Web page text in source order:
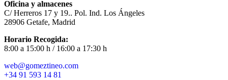
Oficina y almacenes
C/ Herreros 17 y 19.. Pol. Ind. Los Ángeles
28906 Getafe, Madrid
Horario Recogida:
8:00 a 15:00 h / 16:00 a 17:30 h
web@gomeztineo.com
+34 91 593 14 81